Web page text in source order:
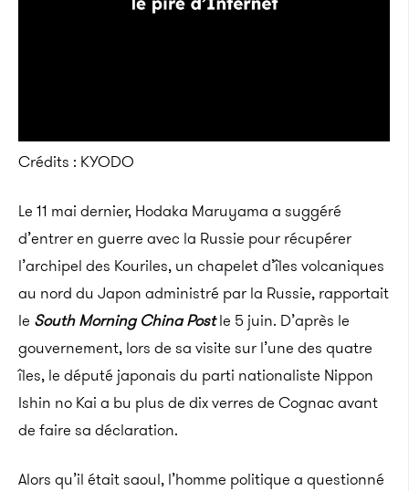
Crédits : KYODO
Le 11 mai dernier, Hodaka Maruyama a suggéré
d’entrer en guerre avec la Russie pour récupérer
l’archipel des Kouriles, un chapelet d’îles volcaniques
au nord du Japon administré par la Russie, rapportait
le South Morning China Postle 5 juin. D’après le
gouvernement, lors de sa visite sur l’une des quatre
îles, le député japonais du parti nationaliste Nippon
Ishin no Kai a bu plus de dix verres de Cognac avant
de faire sa déclaration.
Alors qu’il était saoul, l’homme politique a questionné